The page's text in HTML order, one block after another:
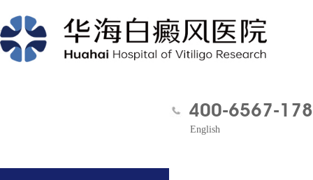
400-6567-178
English